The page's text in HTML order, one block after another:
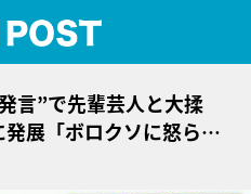
言”で先輩芸人と大揉
展「ボロクソに怒られ